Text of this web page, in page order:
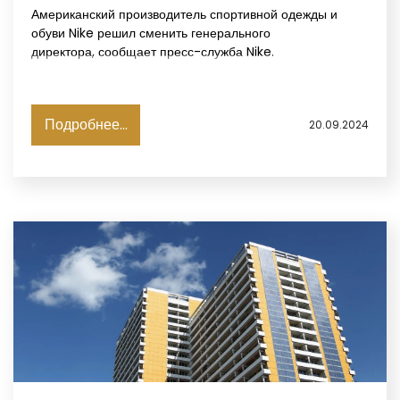
Американский производитель спортивной одежды и
обуви Nike решил сменить генерального
директора, сообщает пресс-служба Nike.
Подробнее... 20.09.2024